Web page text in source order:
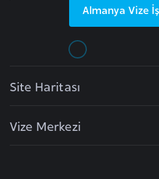
Almanya Vize
Site Haritası
Vize Merkezi
r
e